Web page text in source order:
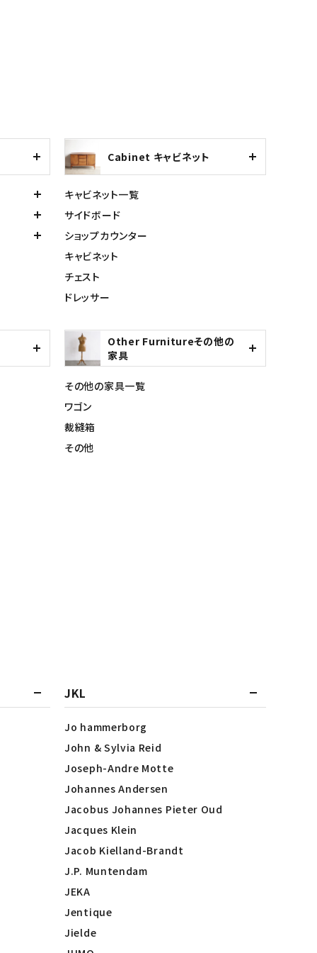
Cabinet キャビネット
キャビネット一覧
サイドボード
ショップカウンター
キャビネット
チェスト
ドレッサー
Other Furnitureその他の
家具
その他の家具一覧
ワゴン
裁縫箱
その他
JKL
Jo hammerborg
John & Sylvia Reid
Joseph-Andre Motte
Johannes Andersen
Jacobus Johannes Pieter Oud
Jacques Klein
Jacob Kielland-Brandt
J.P. Muntendam
JEKA
Jentique
Jielde